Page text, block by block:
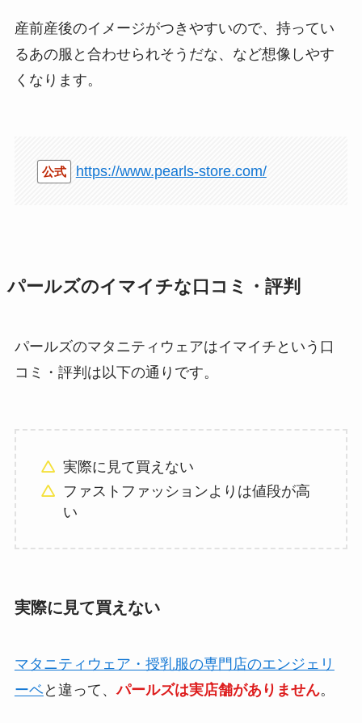
産前産後のイメージがつきやすいので、持ってい
るあの服と合わせられそうだな、など想像しやす
くなります。
公式 https://www.pearls-store.com/
パールズのイマイチな口コミ・評判
パールズのマタニティウェアはイマイチという口
コミ・評判は以下の通りです。
実際に見て買えない
ファストファッションよりは値段が高
い
実際に見て買えない
マタニティウェア・授乳服の専門店のエンジェリ
ーベと違って、パールズは実店舗がありません。